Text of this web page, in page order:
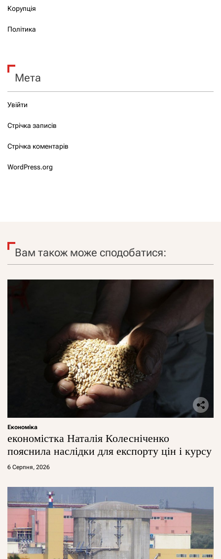
Корупція
Політика
Мета
Увійти
Стрічка записів
Стрічка коментарів
WordPress.org
Вам також може сподобатися:
Економіка
економістка Наталія Колесніченко
пояснила наслідки для експорту цін і курсу
6 Серпня, 2026